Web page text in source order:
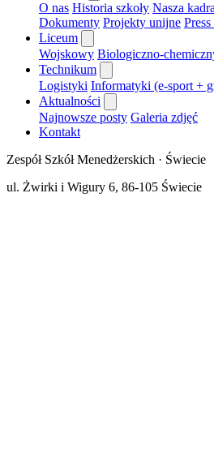
O nas Historia szkoły Nasza kadra
Dokumenty Projekty unijne
Liceum
Wojskowy Biologiczno-
Technikum
Logistyki Informatyki (e-sport +
Aktualności
Najnowsze posty Galeria zdjęć
Kontakt
Zespół Szkół Menedżerskich · Świecie
ul. Żwirki i Wigury 6, 86-105 Świecie